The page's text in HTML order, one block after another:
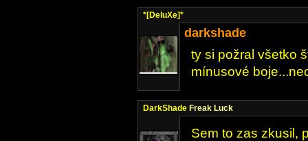
*[DeluXe]*
darkshade
ty si požral všetko
mínusové
DarkShade Freak Luck
Sem to zas zkusil,